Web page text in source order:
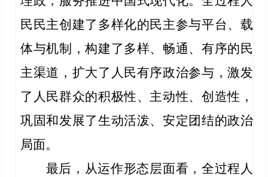
民民主创建了多样化的民主参与平台、载
体与机制，构建了多样、畅通、有序的民
主渠道，扩大了人民有序政治参与，激发
了人民群众的积极性、主动性、创造性，
巩固和发展了生动活泼、安定团结的政治
局面。
最后，从运作形态层面看，全过程人